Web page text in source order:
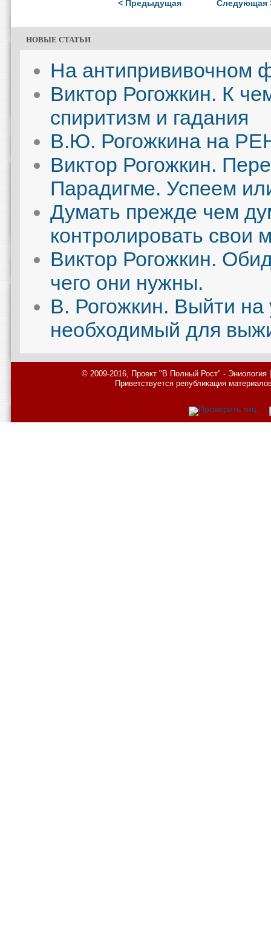
< Предыдущая Следующая
НОВЫЕ СТАТЬИ
На антипрививочном
Виктор Рогожкин. К
спиритизм и гадания
В.Ю. Рогожкина на
Виктор Рогожкин.
Парадигме. Успеем
Думать прежде чем
контролировать свои
Виктор Рогожкин.
чего они нужны.
В. Рогожкин. Выйти на
необходимый для
© 2009-2016, Проект "В Полный Рост" -
Приветствуется републикация